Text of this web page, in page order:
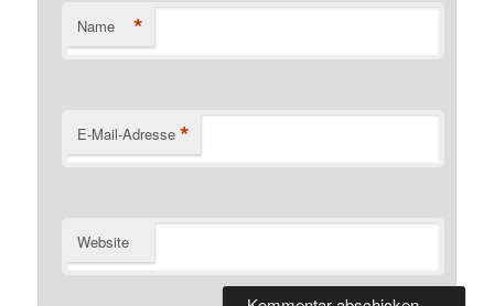
Name *
E-Mail-Adresse *
Website